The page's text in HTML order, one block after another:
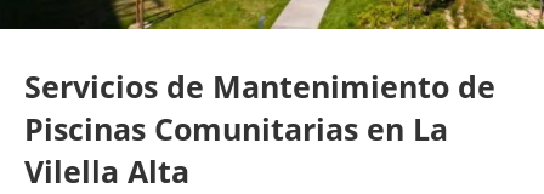
Servicios de Mantenimiento de
Piscinas Comunitarias en La
Vilella Alta